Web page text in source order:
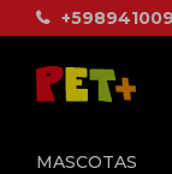
MASCOTAS